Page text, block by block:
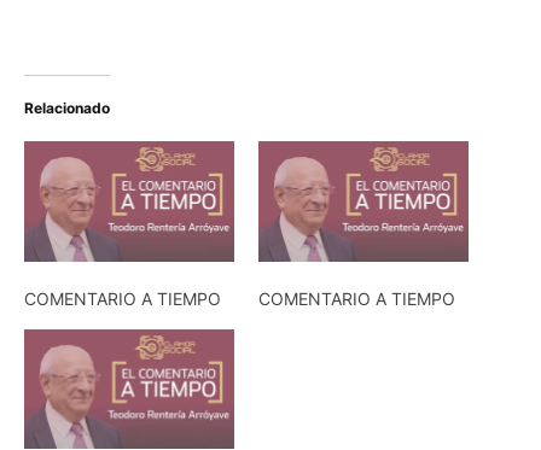
g
a
n
d
o
.
.
.
Relacionado
COMENTARIO A TIEMPO COMENTARIO A TIEMPO